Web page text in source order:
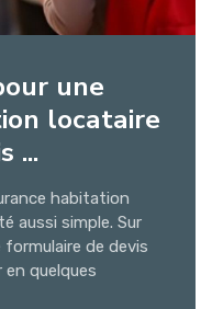
une
locataire
...
habitation
aussi simple. Sur
de devis
quelques